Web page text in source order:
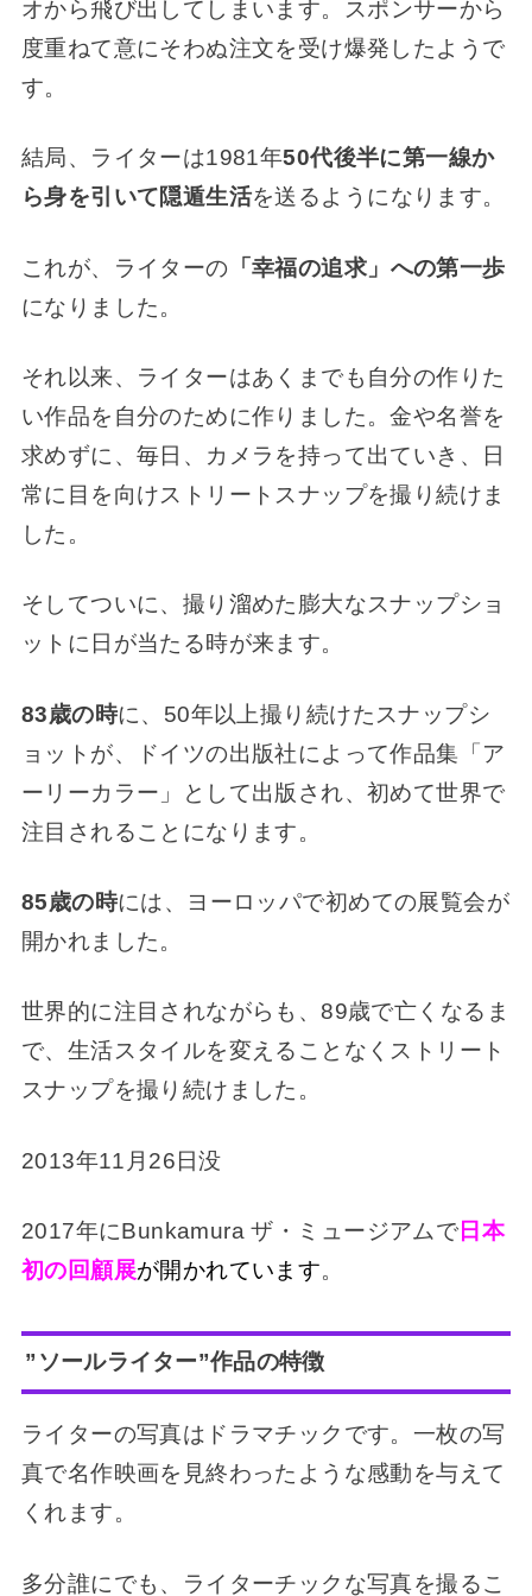
オから飛び出してしまいます。
スポンサーから
度重ねて意にそわぬ注文を受け爆発したようで
す。
結局、ライターは1981年50代後半に第一線か
ら身を引いて隠遁生活を送るようになります。
これが、ライターの 「幸福の追求」への第一歩
になりました。
それ以来、ライターはあくまでも自分の作りた
い作品を自分のために作りました。金や名誉を
求めずに、毎日、カメラを持って出ていき、日
常に目を向けストリートスナップを撮り続けま
した。
そしてついに、撮り溜めた膨大なスナップショ
ットに日が当たる時が来ます。
83歳の時に、50年以上撮り続けたスナップシ
ョットが、ドイツの出版社によって作品集「ア
ーリーカラー」として出版され、初めて世界で
注目されることになります。
85歳の時には、ヨーロッパで初めての展覧会が
開かれました。
世界的に注目されながらも、89歳で亡くなるま
で、生活スタイルを変えることなくストリート
スナップを撮り続けました。
2013年11月26日没
2017年にBunkamura ザ・ミュージアムで 日本
初の回顧展が開かれています。
”ソールライター”作品の特徴
ライターの写真はドラマチックです。一枚の写
真で名作映画を見終わったような感動を与えて
くれます。
多分誰にでも、ライターチックな写真を撮るこ